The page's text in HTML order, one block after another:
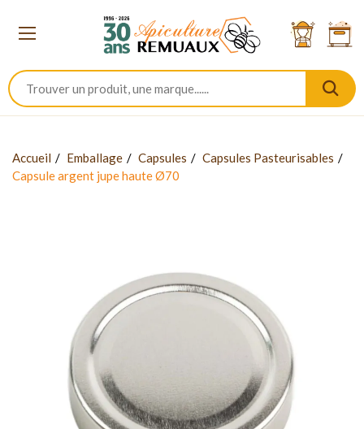
Accueil Emballage Capsules
Capsules Pasteurisables
Capsule argent jupe haute Ø70